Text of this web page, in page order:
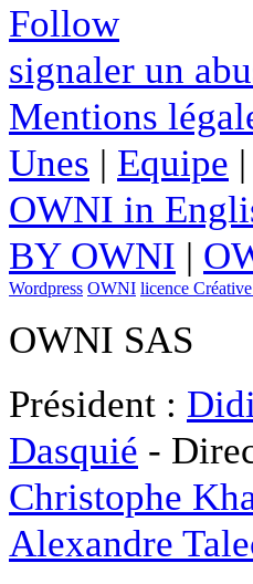
Follow
signaler un
Mentions
Unes | Equipe |
OWNI in
BY OWNI |
Wordpress OWNI licence
OWNI SAS
Président :
Dasquié -
Christophe
Alexandre